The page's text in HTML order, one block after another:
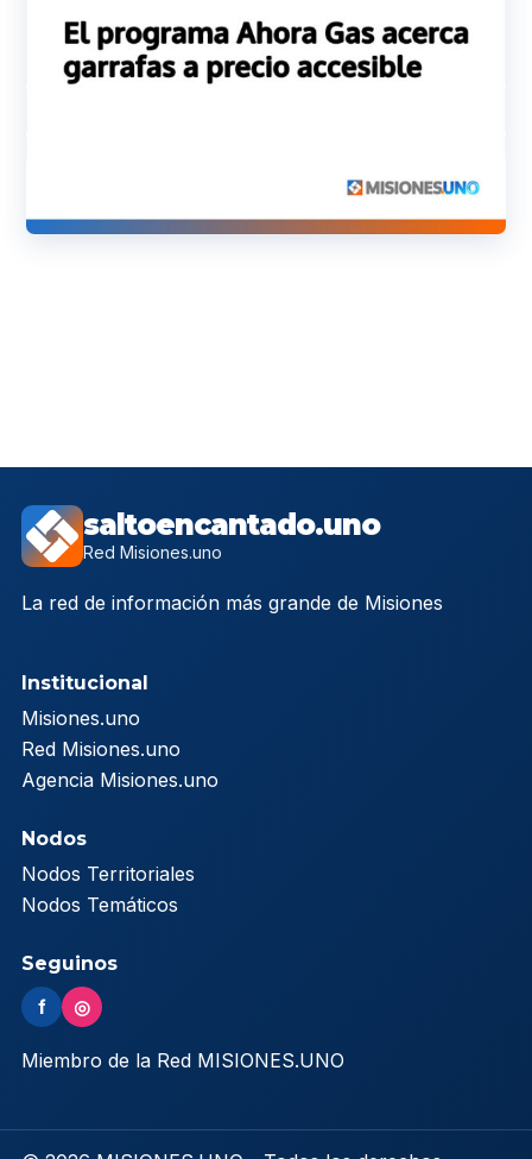
saltoencantado.uno
Red Misiones.uno
La red de información más grande de Misiones
Institucional
Misiones.uno
Red Misiones.uno
Agencia Misiones.uno
Nodos
Nodos Territoriales
Nodos Temáticos
Seguinos
f ◎
Miembro de la Red MISIONES.UNO